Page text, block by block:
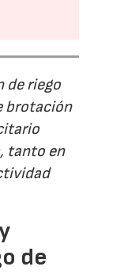
de riego
brotación
tanto en
de